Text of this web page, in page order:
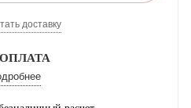
доставку
ОПЛАТА